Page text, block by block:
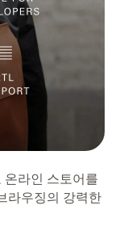
온라인 스토어를
라우징의 강력한